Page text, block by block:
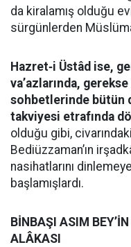
da kiralamış olduğu
sürgünlerden
Hazret‑i Üstâd ise,
va’azlarında,
sohbetlerinde bütün
takviyesi etrafında
olduğu gibi,
Bediüzzaman’ın
nasihatlarını
başlamışlardı.
BİNBAŞI ASIM
ALÂKASI